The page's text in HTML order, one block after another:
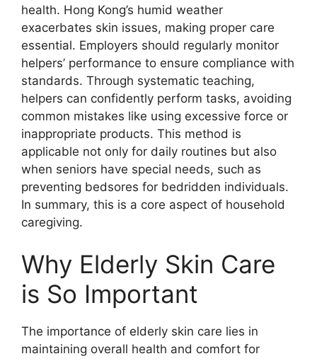
health. Hong Kong’s humid weather
exacerbates skin issues, making proper care
essential. Employers should regularly monitor
helpers’ performance to ensure compliance with
standards. Through systematic teaching,
helpers can confidently perform tasks, avoiding
common mistakes like using excessive force or
inappropriate products. This method is
applicable not only for daily routines but also
when seniors have special needs, such as
preventing bedsores for bedridden individuals.
In summary, this is a core aspect of household
caregiving.
Why Elderly Skin Care
is So Important
The importance of elderly skin care lies in
maintaining overall health and comfort for